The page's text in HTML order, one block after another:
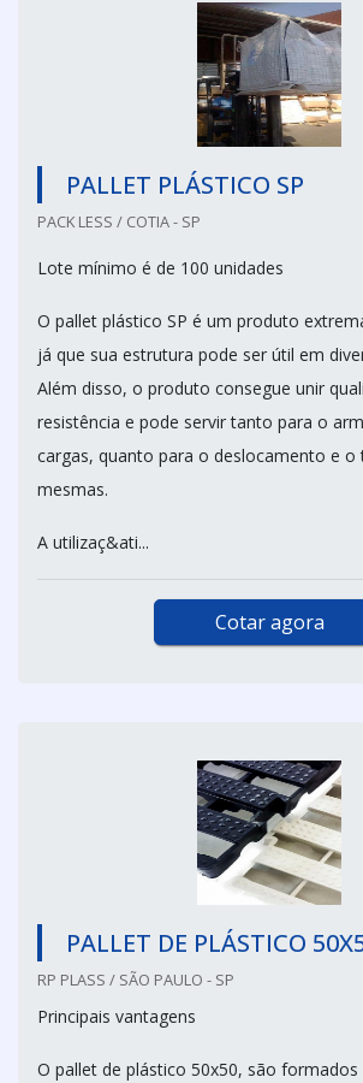
PALLET PLÁSTICO SP
PACK LESS / COTIA - SP
Lote mínimo é de 100 unidades
O pallet plástico SP é um produto
já que sua estrutura pode ser útil em
Além disso, o produto consegue unir
resistência e pode servir tanto para o
cargas, quanto para o deslocamento e o
mesmas.
A utilizaç&ati...
Cotar agora
PALLET DE PLÁSTICO
RP PLASS / SÃO PAULO - SP
Principais vantagens
O pallet de plástico 50x50, são formados